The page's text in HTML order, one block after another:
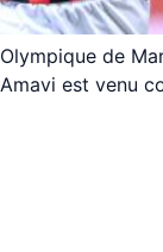
de
est venu